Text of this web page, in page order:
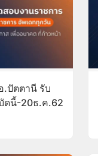
ปัตตานี รับ
ดนี้-20ธ.ค.62